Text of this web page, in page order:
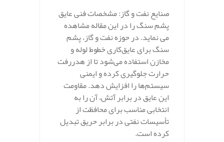
صنایع نفت و گاز: مشخصات فنی عایق
پشم سنگ را در این مقاله مشاهده
می نماید. در حوزه نفت و گاز، پشم
سنگ برای عایق‌کاری خطوط لوله و
مخازن استفاده می‌شود تا از هدررفت
حرارت جلوگیری کرده و ایمنی
سیستم‌ها را افزایش دهد. مقاومت
این عایق در برابر آتش، آن را به
انتخابی مناسب برای محافظت از
تأسیسات نفتی در برابر حریق تبدیل
کرده است.